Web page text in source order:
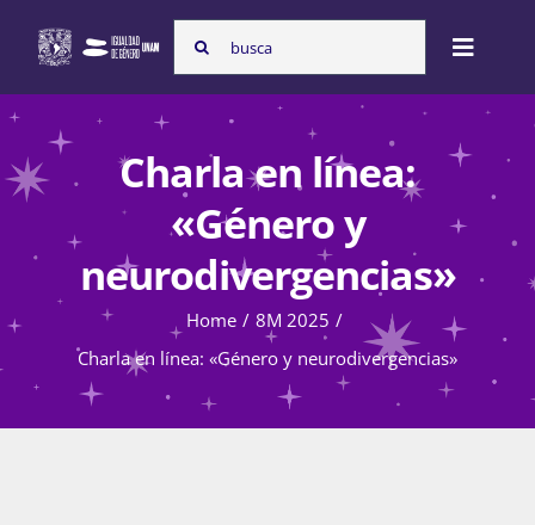
content
Search
for:
Toggle
Nosotras
Programas
Atención de la violencia de género
Charla en línea:
«Género y
neurodivergencias»
Home
8M 2025
Charla en línea: «Género y neurodivergencias»